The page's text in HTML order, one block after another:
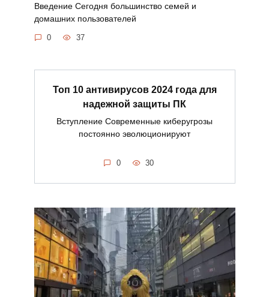
Введение Сегодня большинство семей и
домашних пользователей
0 37
Топ 10 антивирусов 2024 года для
надежной защиты ПК
Вступление Современные киберугрозы
постоянно эволюционируют
0 30